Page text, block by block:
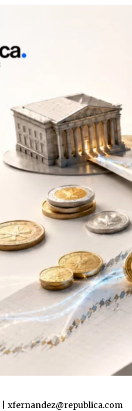
xfernandez@republica.com